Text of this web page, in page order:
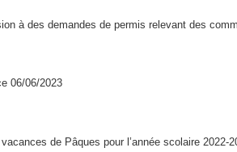
à des demandes de permis relevant des
06/06/2023
de Pâques pour l’année scolaire 2022-